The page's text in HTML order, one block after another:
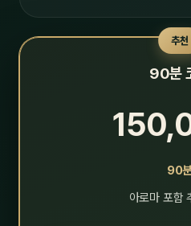
추천
90분
90
아로마 포함